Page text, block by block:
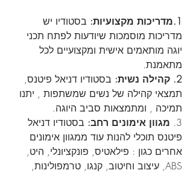
1.מדריכות מקצועיות:
בסטודיו יש
מדריכות מוסמכות שיודעות לפתח תכני
יוגה מותאמים אישית ומקצועיים לכל
מתאמנת.
2. קהילה נשית:
בסטודיו דניאל פיטנס,
תמצאי קהילה של נשים שמשתפות , יתנו
תמיכה , ומתמצאות סביב היוגה.
3. מגוון אימונים רחב: בסטודיו דניאל
פיטנס תוכלי להנות עוד ממגוון אימונים
אחרים כגון : פילאטיס, פונקציונלי, היט,
ABS, עיצוב וחיטוב, קנגו, טרמפולינות,